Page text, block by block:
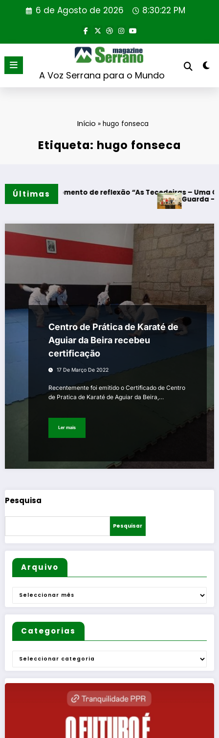
6 de Agosto de 2026 8:30:22 PM
A Voz Serrana para o Mundo
Início » hugo fonseca
Etiqueta: hugo fonseca
Últimas
– Momento de reflexão “As Tecedeiras – Uma Questão de
Guarda –
Centro de Prática de Karaté de
Aguiar da Beira recebeu
certificação
17 De Março De 2022
Recentemente foi emitido o Certificado de Centro
de Pratica de Karaté de Aguiar da Beira,…
Ler mais
Pesquisa
Pesquisar
Arquivo
Arquivo
Categorias
Categorias